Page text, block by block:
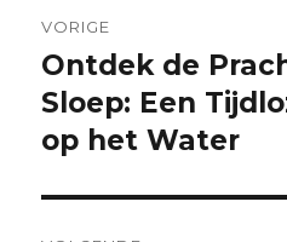
VORIGE
Vorige
bericht:
Ontdek de
Sloep: Een
op het Water